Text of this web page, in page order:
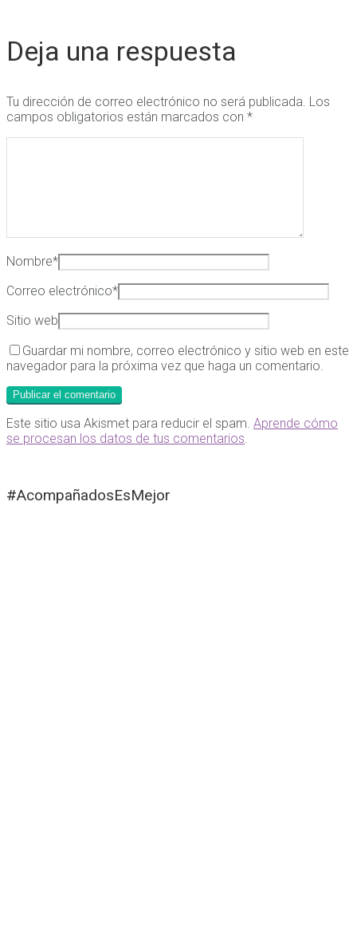
Deja una respuesta
Tu dirección de correo electrónico no será publicada. Los
campos obligatorios están marcados con *
Nombre*
Correo electrónico*
Sitio web
Guardar mi nombre, correo electrónico y sitio web en este
navegador para la próxima vez que haga un comentario.
Este sitio usa Akismet para reducir el spam. Aprende cómo
se procesan los datos de tus comentarios
#AcompañadosEsMejor